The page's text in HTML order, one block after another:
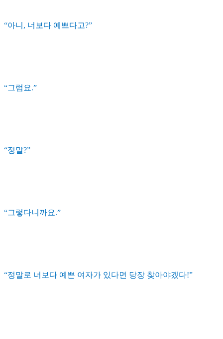
“아니, 너보다 예쁘다고?”
“그럼요.”
“정말?”
“그렇다니까요.”
“정말로 너보다 예쁜 여자가 있다면 당장 찾아야겠다!”